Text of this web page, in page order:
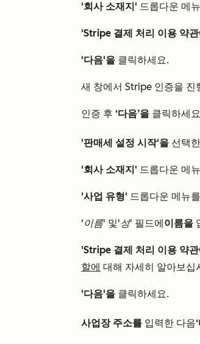
'회사 소재지' 드롭다운 메
'Stripe 결제 처리 이용 약
'다음'을 클릭하세요.
새 창에서 Stripe 인증을 진
인증 후 ‘다음’을 클릭하세
'판매세 설정 시작'을 선택
'회사 소재지' 드롭다운 메
'사업 유형' 드롭다운 메뉴
'이름' 및'성' 필드에이름을
'Stripe 결제 처리 이용 약
할에 대해 자세히 알아보십
'다음'을 클릭하세요.
사업장 주소를 입력한 다음